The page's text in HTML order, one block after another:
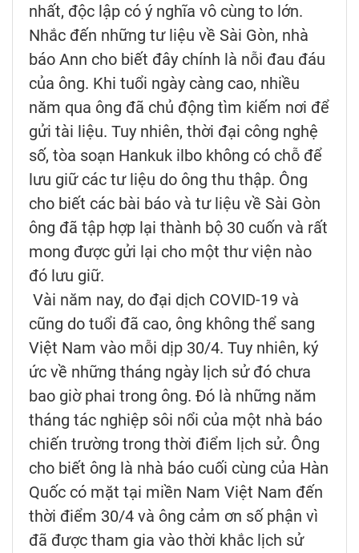
nhất, độc lập có ý nghĩa vô cùng to lớn.
Nhắc đến những tư liệu về Sài Gòn, nhà
báo Ann cho biết đây chính là nỗi đau đáu
của ông. Khi tuổi ngày càng cao, nhiều
năm qua ông đã chủ động tìm kiếm nơi để
gửi tài liệu. Tuy nhiên, thời đại công nghệ
số, tòa soạn Hankuk ilbo không có chỗ để
lưu giữ các tư liệu do ông thu thập. Ông
cho biết các bài báo và tư liệu về Sài Gòn
ông đã tập hợp lại thành bộ 30 cuốn và rất
mong được gửi lại cho một thư viện nào
đó lưu giữ.
Vài năm nay, do đại dịch COVID-19 và
cũng do tuổi đã cao, ông không thể sang
Việt Nam vào mỗi dịp 30/4. Tuy nhiên, ký
ức về những tháng ngày lịch sử đó chưa
bao giờ phai trong ông. Đó là những năm
tháng tác nghiệp sôi nổi của một nhà báo
chiến trường trong thời điểm lịch sử. Ông
cho biết ông là nhà báo cuối cùng của Hàn
Quốc có mặt tại miền Nam Việt Nam đến
thời điểm 30/4 và ông cảm ơn số phận vì
đã được tham gia vào thời khắc lịch sử